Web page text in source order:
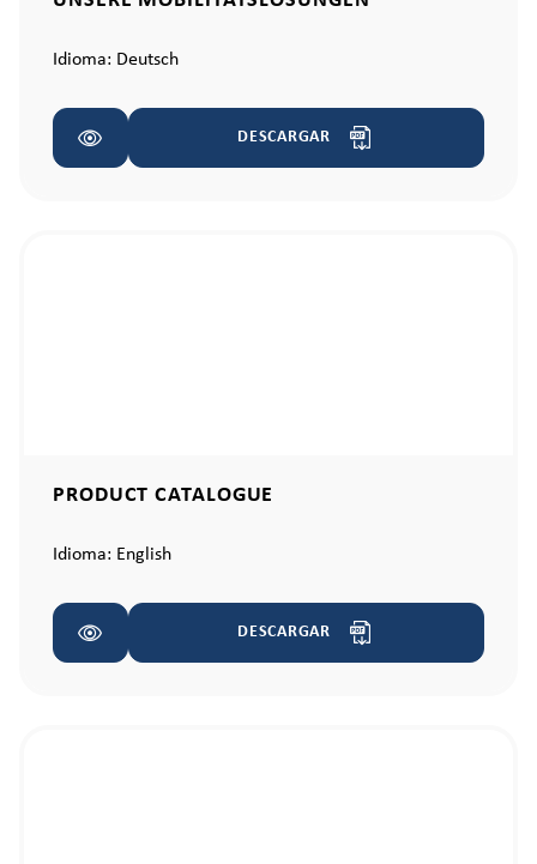
Idioma: Deutsch
DESCARGAR
PRODUCT CATALOGUE
Idioma: English
DESCARGAR